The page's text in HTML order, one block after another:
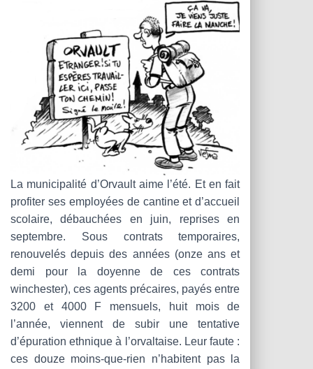
La municipalité d’Orvault aime l’été. Et en fait
profiter ses employées de cantine et d’accueil
scolaire, débauchées en juin, reprises en
septembre. Sous contrats temporaires,
renouvelés depuis des années (onze ans et
demi pour la doyenne de ces contrats
winchester), ces agents précaires, payés entre
3200 et 4000 F mensuels, huit mois de
l’année, viennent de subir une tentative
d’épuration ethnique à l’orvaltaise. Leur faute :
ces douze moins-que-rien n’habitent pas la